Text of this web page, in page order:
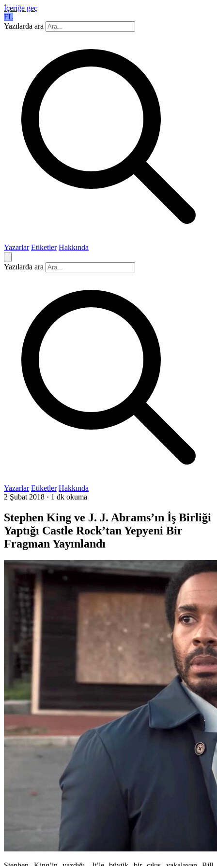
İçeriğe geç
FL
Yazılarda ara
Yazarlar Etiketler Hakkında
Yazılarda ara
Yazarlar Etiketler Hakkında
2 Şubat 2018 · 1 dk okuma
Stephen King ve J. J. Abrams’ın İş Birliği
Yaptığı Castle Rock’tan Yepyeni Bir
Fragman Yayınlandı